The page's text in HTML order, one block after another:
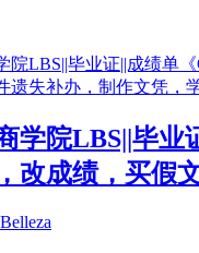
学院LBS||毕
改成绩，买假